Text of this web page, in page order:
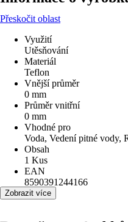
Přeskočit oblast
Využití
Utěsňování
Materiál
Teflon
Vnější průměr
0 mm
Průměr vnitřní
0 mm
Vhodné pro
Voda, Vedení pitné vody,
Obsah
1 Kus
EAN
8590391244166
Zobrazit více